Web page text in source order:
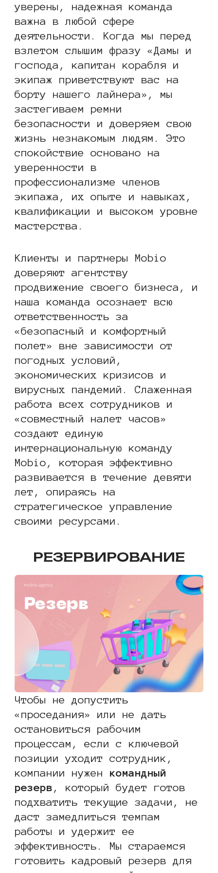
уверены, надежная команда
важна в любой сфере
деятельности. Когда мы перед
взлетом слышим фразу «Дамы и
господа, капитан корабля и
экипаж приветствуют вас на
борту нашего лайнера», мы
застегиваем ремни
безопасности и доверяем свою
жизнь незнакомым людям. Это
спокойствие основано на
уверенности в
профессионализме членов
экипажа, их опыте и навыках,
квалификации и высоком уровне
мастерства.
Клиенты и партнеры Mobio
доверяют агентству
продвижение своего бизнеса, и
наша команда осознает всю
ответственность за
«безопасный и комфортный
полет» вне зависимости от
погодных условий,
экономических кризисов и
вирусных пандемий. Слаженная
работа всех сотрудников и
«совместный налет часов»
создают единую
интернациональную команду
Mobio, которая эффективно
развивается в течение девяти
лет, опираясь на
стратегическое управление
своими ресурсами.
РЕЗЕРВИРОВАНИЕ
Чтобы не допустить
«проседания» или не дать
остановиться рабочим
процессам, если с ключевой
позиции уходит сотрудник,
компании нужен командный
резерв , который будет готов
подхватить текущие задачи, не
даст замедлиться темпам
работы и удержит ее
эффективность. Мы стараемся
готовить кадровый резерв для